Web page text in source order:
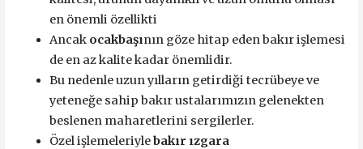
en önemli özellikti
Ancak ocakbaşının göze hitap eden bakır işlemesi
de en az kalite kadar önemlidir.
Bu nedenle uzun yılların getirdiği tecrübeye ve
yeteneğe sahip bakır ustalarımızın gelenekten
beslenen maharetlerini sergilerler.
Özel işlemeleriylebakır ızgara